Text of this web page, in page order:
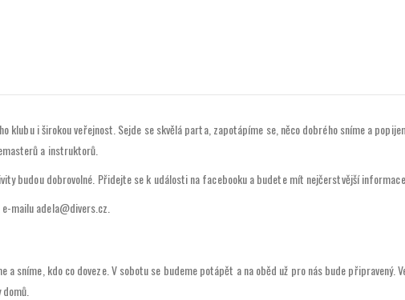
klubu i širokou veřejnost. Sejde se skvělá parta, zapotápíme se, něco dobrého sníme a
a instruktorů.
budou dobrovolné. Přidejte se k události na facebooku a budete mít nejčerstvější informace.
e-mailu adela@divers.cz.
a sníme, kdo co doveze. V sobotu se budeme potápět a na oběd už pro nás bude